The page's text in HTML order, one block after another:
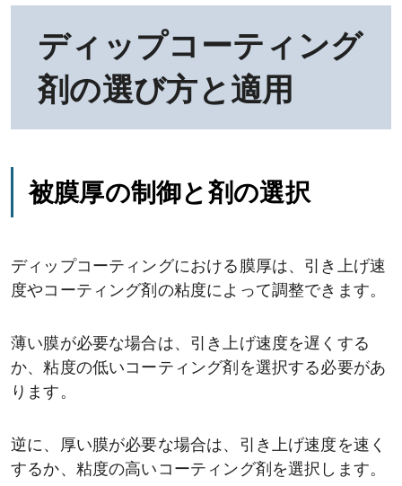
ディップコーティング
剤の選び方と適用
被膜厚の制御と剤の選択
ディップコーティングにおける膜厚は、引き上げ速
度やコーティング剤の粘度によって調整できます。
薄い膜が必要な場合は、引き上げ速度を遅くする
か、粘度の低いコーティング剤を選択する必要があ
ります。
逆に、厚い膜が必要な場合は、引き上げ速度を速く
するか、粘度の高いコーティング剤を選択します。